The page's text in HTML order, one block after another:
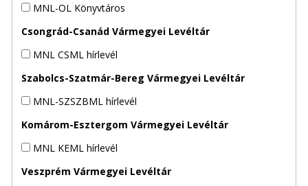
MNL-OL Könyvtáros
Csongrád-Csanád Vármegyei Levéltár
MNL CSML hírlevél
Szabolcs-Szatmár-Bereg Vármegyei Levéltár
MNL-SZSZBML hírlevél
Komárom-Esztergom Vármegyei Levéltár
MNL KEML hírlevél
Veszprém Vármegyei Levéltár